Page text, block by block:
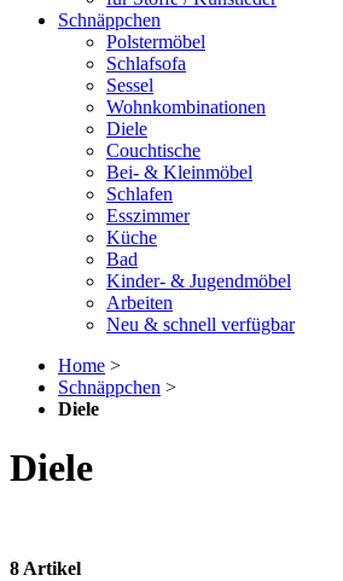
Schnäppchen
Polstermöbel
Schlafsofa
Sessel
Wohnkombinationen
Diele
Couchtische
Bei- & Kleinmöbel
Schlafen
Esszimmer
Küche
Bad
Kinder- & Jugendmöbel
Arbeiten
Neu & schnell verfügbar
Home >
Schnäppchen >
Diele
Diele
8 Artikel